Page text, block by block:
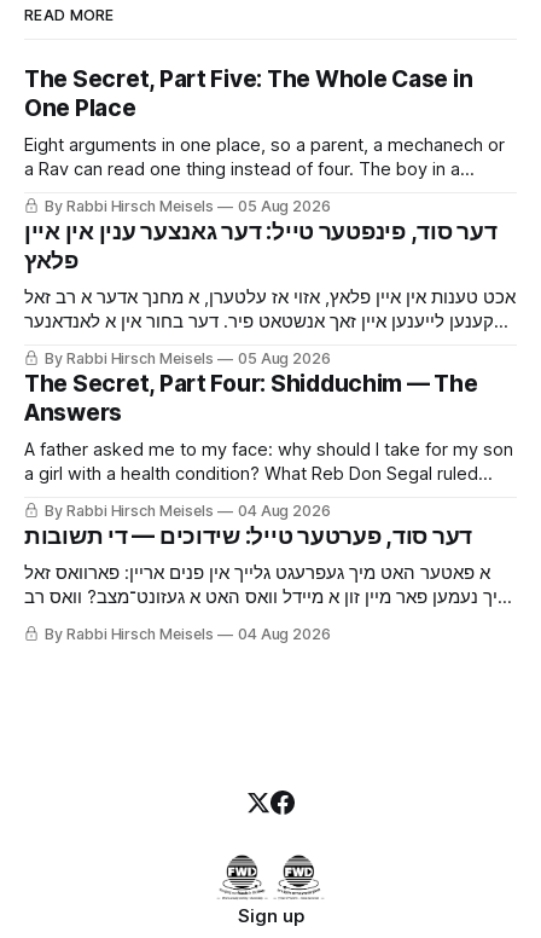
READ MORE
The Secret, Part Five: The Whole Case in
One Place
Eight arguments in one place, so a parent, a mechanech or
a Rav can read one thing instead of four. The boy in a
London yeshiva whose secret almost got him sent home,
and what to say to a family that has been told by a Rav to
keep it quiet.
By Rabbi Hirsch Meisels 05 Aug 2026
‫דער סוד, פינפטער טייל: דער גאנצער ענין אין איין
פלאץ‬
אכט טענות אין איין פלאץ, אזוי אז עלטערן, א מחנך אדער א רב זאל
קענען לייענען איין זאך אנשטאט פיר. דער בחור אין א לאנדאנער
ישיבה וואס דער סוד האט אים כמעט געמאכט ארויסשיקן אהיים,
און וואס צו זאגן פאר א משפחה וואס א רב האט געהייסן האלטן
שטיל.
By Rabbi Hirsch Meisels 05 Aug 2026
The Secret, Part Four: Shidduchim — The
Answers
A father asked me to my face: why should I take for my son
a girl with a health condition? What Reb Don Segal ruled
about the secret and about when it is said, why the parents
who hide it are doing a calculation on Hashem’s behalf, and
the answer to "but what about our other children."
By Rabbi Hirsch Meisels 04 Aug 2026
א פאטער האט מיך געפרעגט גלייך אין פנים אריין: פארוואס זאל
איך נעמען פאר מיין זון א מיידל וואס האט א געזונט־מצב? וואס רב
דן סגל האט געפסק’נט איבערן סוד און איבער ווען מען דערציילט
עס, פארוואס די וואס באהאלטן עס מאכן א חשבון פארן
By Rabbi Hirsch Meisels 04 Aug 2026
Sign up